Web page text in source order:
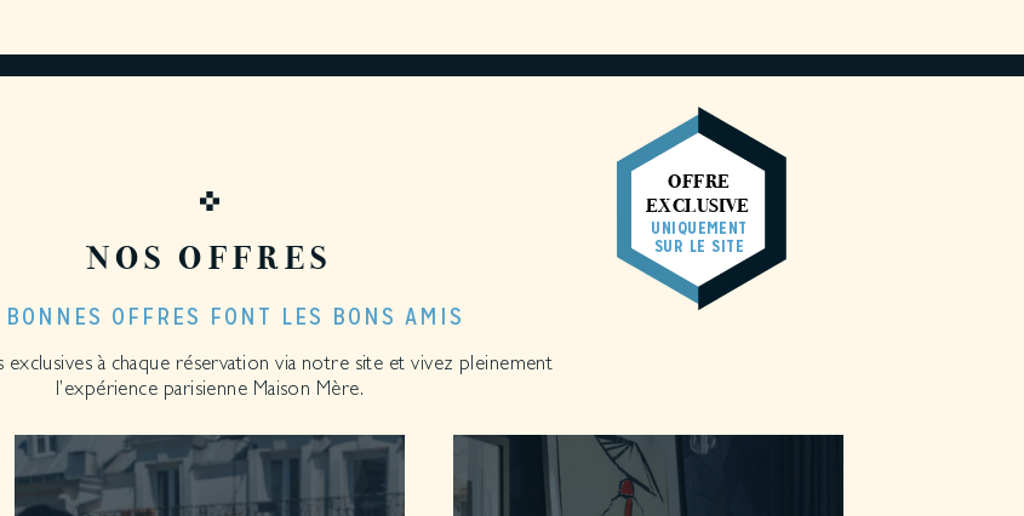
NOS OFFRES
BONNES OFFRES FONT LES BONS AMIS
exclusives à chaque réservation via notre site et vivez pleinement
l’expérience parisienne Maison Mère.
OFFRE
EXCLUSIVE
UNIQUEMENT
SUR LE SITE